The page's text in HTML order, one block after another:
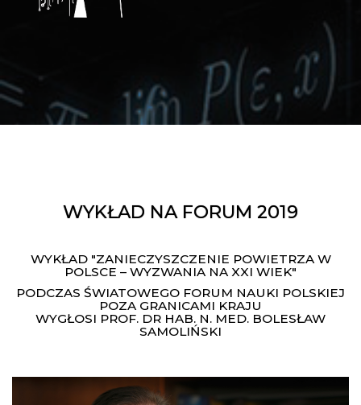
WYKŁAD NA FORUM 2019
WYKŁAD "ZANIECZYSZCZENIE POWIETRZA W
POLSCE – WYZWANIA NA XXI WIEK"
PODCZAS ŚWIATOWEGO FORUM NAUKI POLSKIEJ
POZA GRANICAMI KRAJU
WYGŁOSI PROF. DR HAB. N. MED. BOLESŁAW
SAMOLIŃSKI